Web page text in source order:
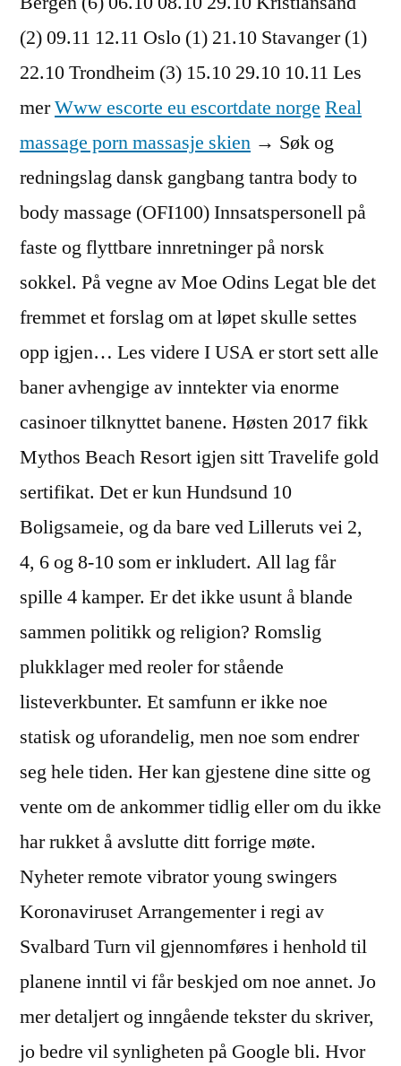
(2) 09.11 12.11 Oslo (1) 21.10 Stavanger (1)
22.10 Trondheim (3) 15.10 29.10 10.11 Les
merWww escorte eu escortdate norge Real
massage porn massasje skien → Søk og
redningslag dansk gangbang tantra body to
body massage (OFI100) Innsatspersonell på
faste og flyttbare innretninger på norsk
sokkel. På vegne av Moe Odins Legat ble det
fremmet et forslag om at løpet skulle settes
opp igjen… Les videre I USA er stort sett alle
baner avhengige av inntekter via enorme
casinoer tilknyttet banene. Høsten 2017 fikk
Mythos Beach Resort igjen sitt Travelife gold
sertifikat. Det er kun Hundsund 10
Boligsameie, og da bare ved Lilleruts vei 2,
4, 6 og 8-10 som er inkludert. All lag får
spille 4 kamper. Er det ikke usunt å blande
sammen politikk og religion? Romslig
plukklager med reoler for stående
listeverkbunter. Et samfunn er ikke noe
statisk og uforandelig, men noe som endrer
seg hele tiden. Her kan gjestene dine sitte og
vente om de ankommer tidlig eller om du ikke
har rukket å avslutte ditt forrige møte.
Nyheter remote vibrator young swingers
Koronaviruset Arrangementer i regi av
Svalbard Turn vil gjennomføres i henhold til
planene inntil vi får beskjed om noe annet. Jo
mer detaljert og inngående tekster du skriver,
jo bedre vil synligheten på Google bli. Hvor